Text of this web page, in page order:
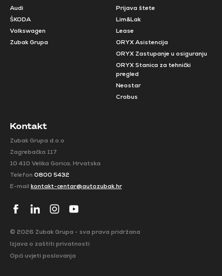
Audi
ŠKODA
Volkswagen
Zubak Grupa
Prijava štete
Lim&Lak
Lease
ORYX Asistencija
ORYX Zastupanje u osiguranju
ORYX Stanica za tehnički
pregled
Neostar
Crobus
Kontakt
Zubak Grupa d.o.o
Zagrebačka 117
10 410 Velika Gorica, Hrvatska
Telefon 0800 5432
E-mail kontakt-centar@autozubak.hr
© 2026 Zubak Grupa - sva prava pridržana
Izjava o zaštiti privatnosti
Opći uvjeti poslovanja